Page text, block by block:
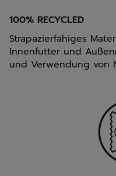
100% RECYCLED
Strapazierfähiges
Innenfutter und
und Verwendung von